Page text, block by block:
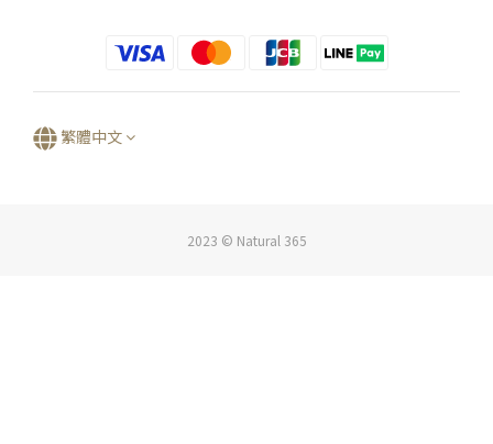
繁體中文
2023 © Natural 365